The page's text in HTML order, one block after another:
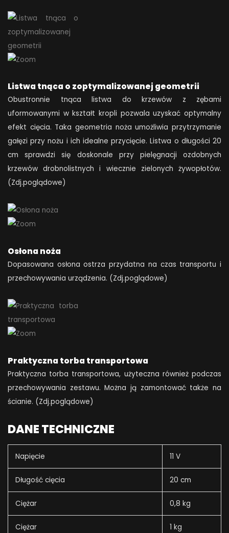
Listwa tnąca o zoptymalizowanej geometrii
Obustronnie tnąca listwa do krzewów z zębami
uformowanymi w kształt kropli pozwala uzyskać optymalny
efekt cięcia. Taka geometria noża umożliwia przytrzymanie
gałęzi przy nożu i ich idealne przycięcie. Listwa o długości 20
cm sprawdzi się doskonale przy pielęgnacji ozdobnych
krzewów drobnolistnych i wiecznie zielonych żywopłotów.
(Zdj.poglądowe)
Osłona noża
Dopasowana osłona ostrza przydatna na czas transportu i
przechowywania urządzenia. (Zdj.poglądowe)
Praktyczna torba transportowa
Praktyczna torba transportowa, użyteczna również podczas
przechowywania zestawu. Można ją zamontować także na
ścianie. (Zdj.poglądowe)
DANE TECHNICZNE
Napięcie 11 V
Długość cięcia 20 cm
Ciężar 0,8 kg
Ciężar 1 kg